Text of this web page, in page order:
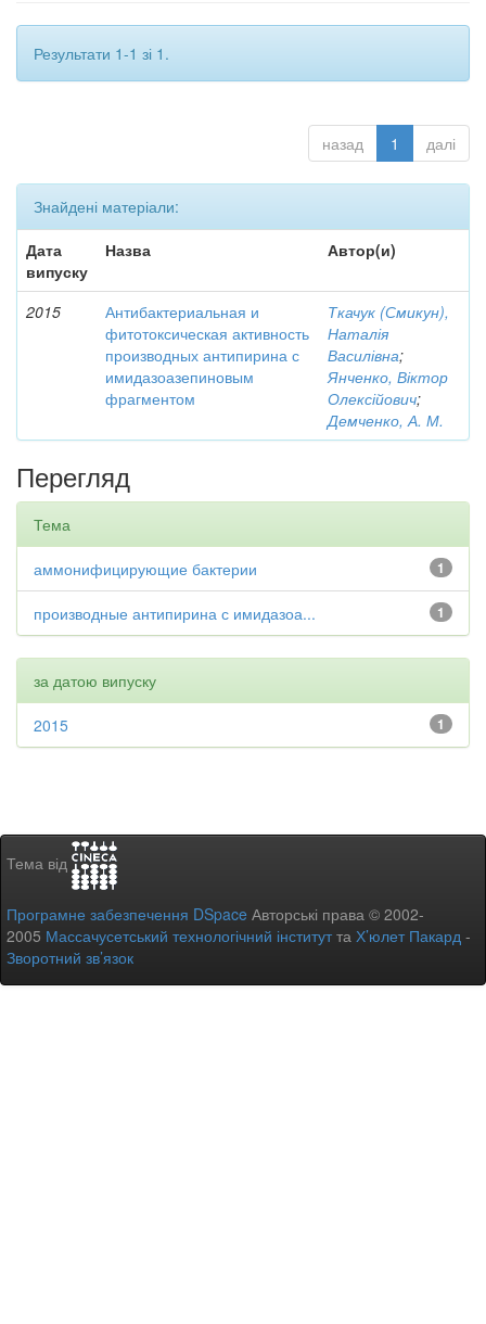
Результати 1-1 зі 1.
назад 1 далі
Знайдені матеріали:
Дата
випуску
Назва Автор(и)
2015
Антибактериальная и
фитотоксическая активность
производных антипирина с
имидазоазепиновым
фрагментом
Ткачук (Смикун),
Наталія
Василівна;
Янченко, Віктор
Олексійович;
Демченко, А. М.
Перегляд
Тема
1
аммонифицирующие бактерии
1
производные антипирина с имидазоа...
за датою випуску
1
2015
Тема від
Програмне забезпечення DSpace Авторські права © 2002-
2005 Массачусетський технологічний інститутта Х’юлет Пакард -
Зворотний зв’язок